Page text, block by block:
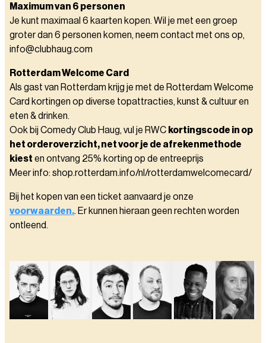
Maximum van 6 personen
Je kunt maximaal 6 kaarten kopen. Wil je met een groep
groter dan 6 personen komen, neem contact met ons op,
info@clubhaug.com
Rotterdam Welcome Card
Als gast van Rotterdam krijg je met de Rotterdam Welcome
Card kortingen op diverse topattracties, kunst & cultuur en
eten & drinken.
Ook bij Comedy Club Haug, vul je RWC kortingscode in op
het orderoverzicht, net voor je de afrekenmethode
kiest en ontvang 25% korting op de entreeprijs
Meer info: shop.rotterdam.info/nl/rotterdamwelcomecard/
Bij het kopen van een ticket aanvaard je onze
voorwaarden.. Er kunnen hieraan geen rechten worden
ontleend.